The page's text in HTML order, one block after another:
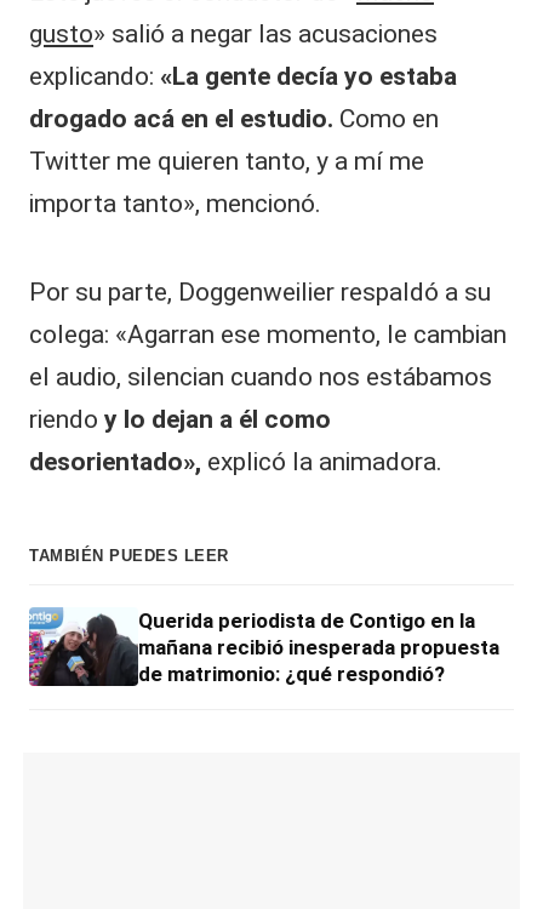
gusto» salió a negar las acusaciones
explicando: «La gente decía yo estaba
drogado acá en el estudio. Como en
Twitter me quieren tanto, y a mí me
importa tanto», mencionó.
Por su parte, Doggenweilier respaldó a su
colega: «Agarran ese momento, le cambian
el audio, silencian cuando nos estábamos
riendo y lo dejan a él como
desorientado», explicó la animadora.
TAMBIÉN PUEDES LEER
Querida periodista de Contigo en la
mañana recibió inesperada propuesta
de matrimonio: ¿qué respondió?